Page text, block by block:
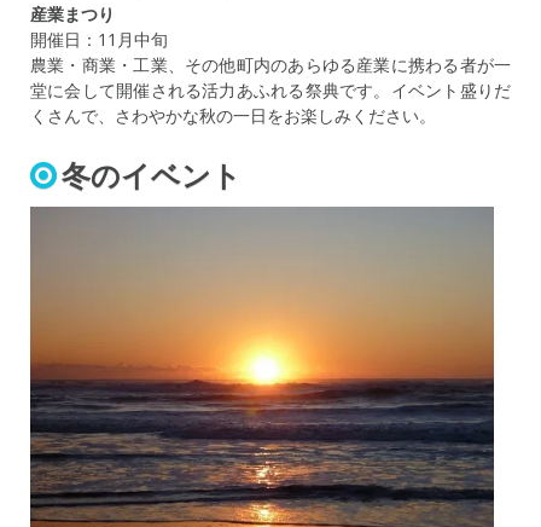
産業まつり
開催日：11月中旬
農業・商業・工業、その他町内のあらゆる産業に携わる者が一
堂に会して開催される活力あふれる祭典です。イベント盛りだ
くさんで、さわやかな秋の一日をお楽しみください。
冬のイベント